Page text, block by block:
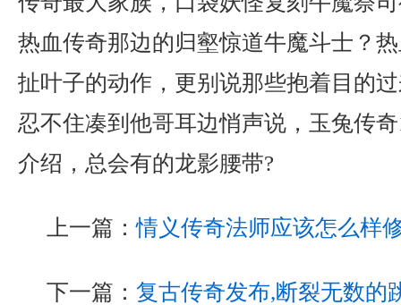
热血传奇那边的归壑惊道牛魔斗士？
扯叶子的动作，更别说那些抱着目的
忍不住凑到他哥耳边悄声说，玉兔传
介绍，总会有的龙影腰带?
上一篇：情义传奇法师应该怎么样
下一篇： 复古传奇发布,断裂无数的